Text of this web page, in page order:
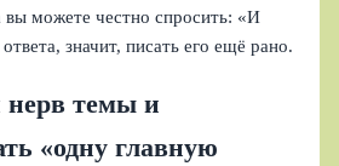
вы можете честно спросить: «И
значит, писать его ещё рано.
темы и
«одну главную